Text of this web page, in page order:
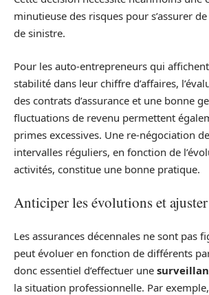
minutieuse des risques pour s’assurer
de sinistre.
Pour les auto-entrepreneurs qui
stabilité dans leur chiffre d’affaires,
des contrats d’assurance et une bonne
fluctuations de revenu permettent
primes excessives. Une re-négociation
intervalles réguliers, en fonction de
activités, constitue une bonne pratique.
Anticiper les évolutions et
Les assurances décennales ne sont pas
peut évoluer en fonction de différents
donc essentiel d’effectuer une
la situation professionnelle. Par